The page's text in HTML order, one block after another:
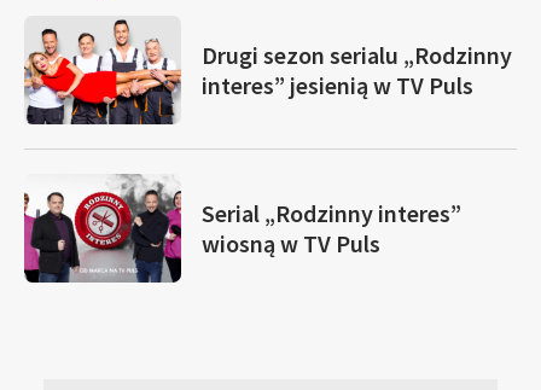
Drugi sezon serialu „Rodzinny
interes” jesienią w TV Puls
Serial „Rodzinny interes”
wiosną w TV Puls